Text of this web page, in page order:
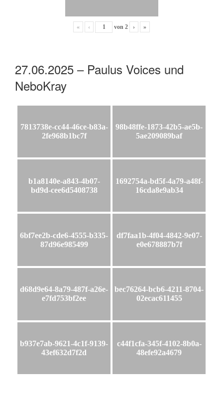
« ‹ von 2 › »
27.06.2025 – Paulus Voices und
NeboKray
7813738e-cc44-46ce-b83a-
2fe968b1bc7f
98b48ffe-1873-42b5-ae5b-
5ae209089baf
b1a8140e-a843-4b07-
bd9d-cee6d5408738
1692754a-bd5f-4a79-a48f-
16cda8e9ab34
6bf7ee2b-cde6-4555-b335-
87d96e985499
df7faa1b-4f04-4842-9e07-
e0e678887b7f
d68d9e64-8a79-487f-a26e-
e7fd753bf2ee
bec76264-bcb6-4211-8704-
02ecac611455
b937e7ab-9621-4c1f-9139-
43ef632d7f2d
c44f1cfa-345f-4102-8b0a-
48efe92a4679